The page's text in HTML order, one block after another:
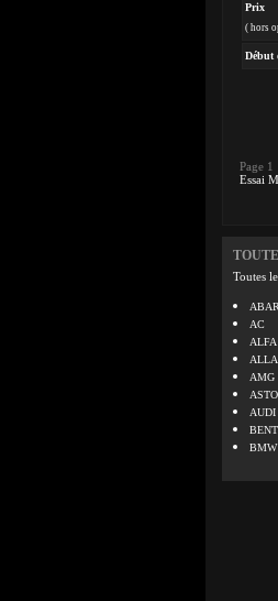
Prix
( hors
Début
Page 1
Essai
Toutes
AC
AMG
AUDI
BMW